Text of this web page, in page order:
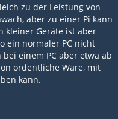
zu der Leistung von
aber zu einer Pi kann
kleiner Geräte ist aber
ein normaler PC nicht
einem PC aber etwa ab
ordentliche Ware, mit
kann.